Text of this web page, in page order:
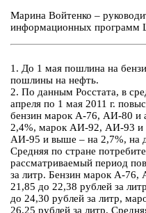
Марина Войтенко –
информационных программ
1. До 1 мая пошлина на
пошлины на нефть.
2. По данным Росстата, в
апреля по 1 мая 2011 г.
бензин марок А-76, АИ-80 и
2,4%, марок АИ-92, АИ-93 и
АИ-95 и выше – на 2,7%, на
Средняя по стране
рассматриваемый период
за литр. Бензин марок А-76,
21,85 до 22,38 рублей за
до 24,30 рублей за литр,
26,25 рублей за литр.